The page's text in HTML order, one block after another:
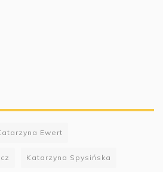
Ewert
Katarzyna Spysińska